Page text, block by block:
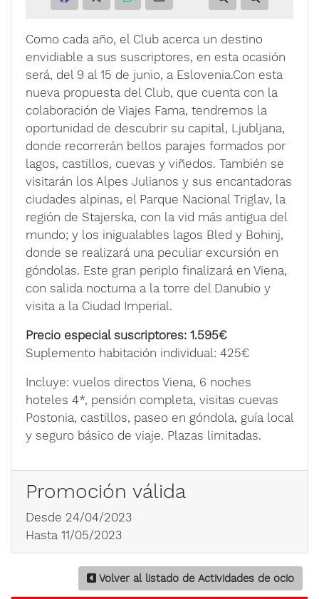
Como cada año, el Club acerca un destino
envidiable a sus suscriptores, en esta ocasión
será, del 9 al 15 de junio, a Eslovenia.Con esta
nueva propuesta del Club, que cuenta con la
colaboración de Viajes Fama, tendremos la
oportunidad de descubrir su capital, Ljubljana,
donde recorrerán bellos parajes formados por
lagos, castillos, cuevas y viñedos. También se
visitarán los Alpes Julianos y sus encantadoras
ciudades alpinas, el Parque Nacional Triglav, la
región de Stajerska, con la vid más antigua del
mundo; y los inigualables lagos Bled y Bohinj,
donde se realizará una peculiar excursión en
góndolas. Este gran periplo finalizará en Viena,
con salida nocturna a la torre del Danubio y
visita a la Ciudad Imperial.
Precio especial suscriptores: 1.595€
Suplemento habitación individual: 425€
Incluye: vuelos directos Viena, 6 noches
hoteles 4*, pensión completa, visitas cuevas
Postonia, castillos, paseo en góndola, guía local
y seguro básico de viaje. Plazas limitadas.
Promoción válida
Desde 24/04/2023
Hasta 11/05/2023
Volver al listado de Actividades de ocio